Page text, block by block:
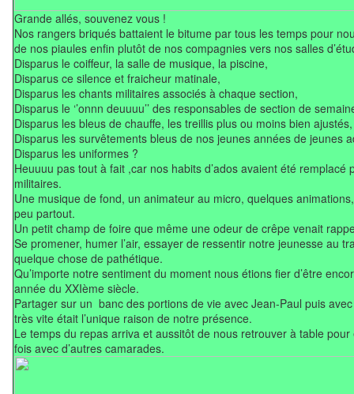
Grande allés, souvenez vous !
Nos rangers briqués battaient le bitume par tous les temps pour
de nos piaules enfin plutôt de nos compagnies vers nos salles
Disparus le coiffeur, la salle de musique, la piscine,
Disparus ce silence et fraicheur matinale,
Disparus les chants militaires associés à chaque section,
Disparus le ‘’onnn deuuuu’’ des responsables de section de
Disparus les bleus de chauffe, les treillis plus ou moins bien ajustés,
Disparus les survêtements bleus de nos jeunes années de jeunes
Disparus les uniformes ?
Heuuuu pas tout à fait ,car nos habits d’ados avaient été remplacé
militaires.
Une musique de fond, un animateur au micro, quelques
peu partout.
Un petit champ de foire que même une odeur de crêpe venait
Se promener, humer l’air, essayer de ressentir notre jeunesse au
quelque chose de pathétique.
Qu’importe notre sentiment du moment nous étions fier d’être
année du XXIème siècle.
Partager sur un banc des portions de vie avec Jean-Paul puis
très vite était l’unique raison de notre présence.
Le temps du repas arriva et aussitôt de nous retrouver à table
fois avec d’autres camarades.